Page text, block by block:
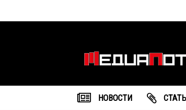
НОВОСТИ